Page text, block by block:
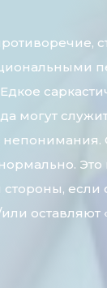
могут
непонимания.
если
оставляют